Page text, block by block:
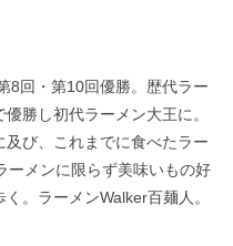
回・第10回優勝。 歴代ラー
優勝し初代ラーメン大王に。
び、
これまでに食べたラー
ーメンに限らず美味いもの好
く。ラーメンWalker百麺人。